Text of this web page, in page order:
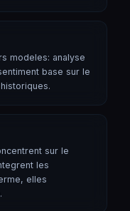
modeles: analyse
base sur le
sur le
les
elles